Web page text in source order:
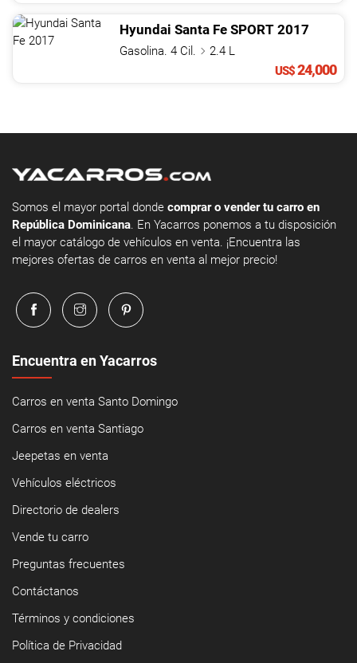
Hyundai Santa Fe SPORT 2017
Gasolina. 4 Cil.
2.4 L
US$24,000
Somos el mayor portal donde comprar o vender tu carro en
República Dominicana. En Yacarros ponemos a tu disposición
el mayor catálogo de vehículos en venta. ¡Encuentra las
mejores ofertas de carros en venta al mejor precio!
Encuentra en Yacarros
Carros en venta Santo Domingo
Carros en venta Santiago
Jeepetas en venta
Vehículos eléctricos
Directorio de dealers
Vende tu carro
Preguntas frecuentes
Contáctanos
Términos y condiciones
Política de Privacidad